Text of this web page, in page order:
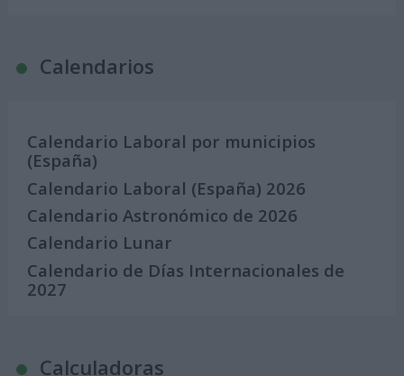
Calendarios
Calendario Laboral por municipios
(España)
Calendario Laboral (España) 2026
Calendario Astronómico de 2026
Calendario Lunar
Calendario de Días Internacionales de
2027
Calculadoras